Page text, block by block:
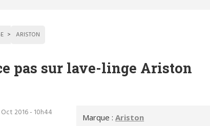
ARISTON
pas sur lave-linge Ariston
Marque :Ariston
2016 - 10h44